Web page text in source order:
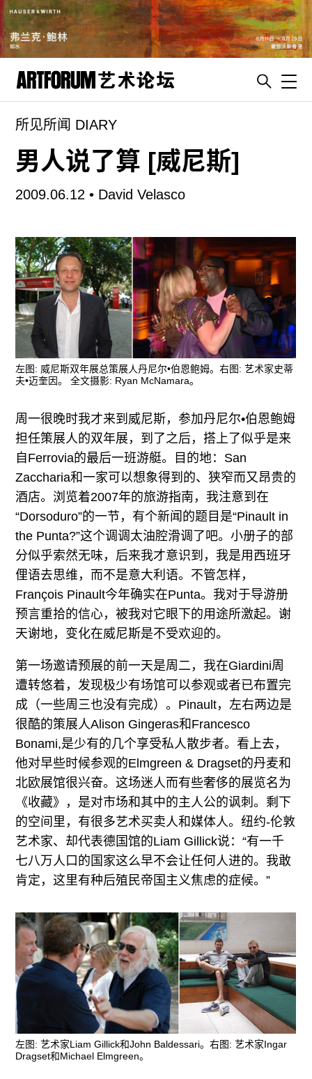
artguide
新闻
展评
杂志
视频
ENGLISH
ART & EDUCATION
广告
订阅
往期内容
联系我们
关注我们
所见所闻 DIARY
男人说了算 [威尼斯]
2009.06.12 • David Velasco
左图: 威尼斯双年展总策展人丹尼尔•伯恩鲍姆。右图: 艺术家史蒂
夫•迈奎因。 全文摄影: Ryan McNamara。
周一很晚时我才来到威尼斯，参加丹尼尔•伯恩鲍姆
担任策展人的双年展，到了之后，搭上了似乎是来
自Ferrovia的最后一班游艇。目的地：San
Zaccharia和一家可以想象得到的、狭窄而又昂贵的
酒店。浏览着2007年的旅游指南，我注意到在
“Dorsoduro”的一节，有个新闻的题目是“Pinault in
the Punta?”这个调调太油腔滑调了吧。小册子的部
分似乎索然无味，后来我才意识到，我是用西班牙
俚语去思维，而不是意大利语。不管怎样，
François Pinault今年确实在Punta。我对于导游册
预言重拾的信心，被我对它眼下的用途所激起。谢
天谢地，变化在威尼斯是不受欢迎的。
第一场邀请预展的前一天是周二，我在Giardini周
遭转悠着，发现极少有场馆可以参观或者已布置完
成（一些周三也没有完成）。Pinault，左右两边是
很酷的策展人Alison Gingeras和Francesco
Bonami,是少有的几个享受私人散步者。看上去，
他对早些时候参观的Elmgreen & Dragset的丹麦和
北欧展馆很兴奋。这场迷人而有些奢侈的展览名为
《收藏》，是对市场和其中的主人公的讽刺。剩下
的空间里，有很多艺术买卖人和媒体人。纽约-伦敦
艺术家、却代表德国馆的Liam Gillick说：“有一千
七八万人口的国家这么早不会让任何人进的。我敢
肯定，这里有种后殖民帝国主义焦虑的症候。”
左图: 艺术家Liam Gillick和John Baldessari。右图: 艺术家Ingar
Dragset和Michael Elmgreen。